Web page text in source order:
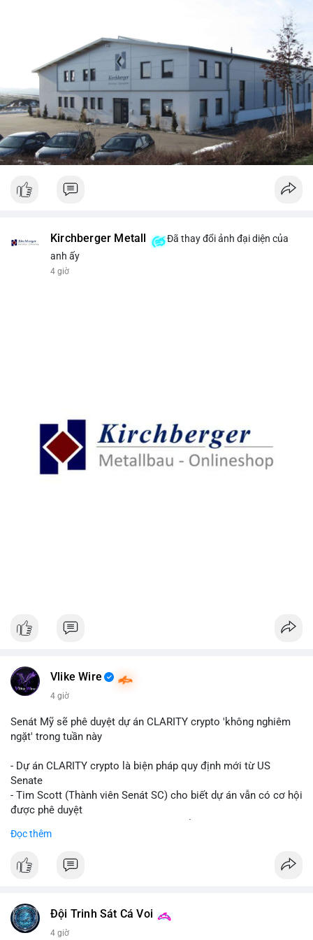
Kirchberger Metall
Đã thay đổi ảnh đại diện của
anh ấy
4 giờ
Vlike Wire
4 giờ
Senát Mỹ sẽ phê duyệt dự án CLARITY crypto 'không nghiêm
ngặt' trong tuần này
- Dự án CLARITY crypto là biện pháp quy định mới từ US
Senate
- Tim Scott (Thành viên Senát SC) cho biết dự án vẫn có cơ hội
được phê duyệt
trình
#vlikevn #titanbot
Đọc thêm
Đội Trinh Sát Cá Voi
4 giờ